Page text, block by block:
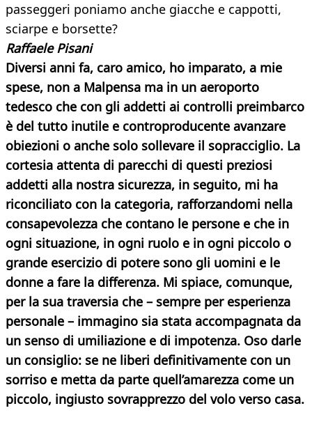
passeggeri poniamo anche giacche e cappotti,
sciarpe e borsette?
Raffaele Pisani
Diversi anni fa, caro amico, ho imparato, a mie
spese, non a Malpensa ma in un aeroporto
tedesco che con gli addetti ai controlli preimbarco
è del tutto inutile e controproducente avanzare
obiezioni o anche solo sollevare il sopracciglio. La
cortesia attenta di parecchi di questi preziosi
addetti alla nostra sicurezza, in seguito, mi ha
riconciliato con la categoria, rafforzandomi nella
consapevolezza che contano le persone e che in
ogni situazione, in ogni ruolo e in ogni piccolo o
grande esercizio di potere sono gli uomini e le
donne a fare la differenza. Mi spiace, comunque,
per la sua traversia che – sempre per esperienza
personale – immagino sia stata accompagnata da
un senso di umiliazione e di impotenza. Oso darle
un consiglio: se ne liberi definitivamente con un
sorriso e metta da parte quell’amarezza come un
piccolo, ingiusto sovrapprezzo del volo verso casa.